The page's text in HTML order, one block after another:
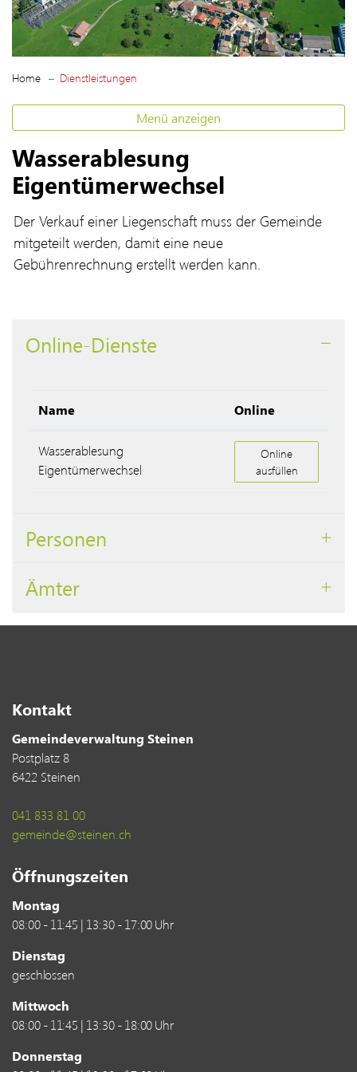
Home Dienstleistungen
Menü anzeigen
Wasserablesung
Eigentümerwechsel
Der Verkauf einer Liegenschaft muss der Gemeinde
mitgeteilt werden, damit eine neue
Gebührenrechnung erstellt werden kann.
Online-Dienste
Name Online
Wasserablesung
Eigentümerwechsel
Wasserablesung
Online
ausfüllen
Personen
Ämter
Kontakt
Gemeindeverwaltung Steinen
Postplatz 8
6422 Steinen
041 833 81 00
gemeinde@steinen.ch
Öffnungszeiten
Montag
08:00 - 11:45 | 13:30 - 17:00 Uhr
Dienstag
geschlossen
Mittwoch
08:00 - 11:45 | 13:30 - 18:00 Uhr
Donnerstag